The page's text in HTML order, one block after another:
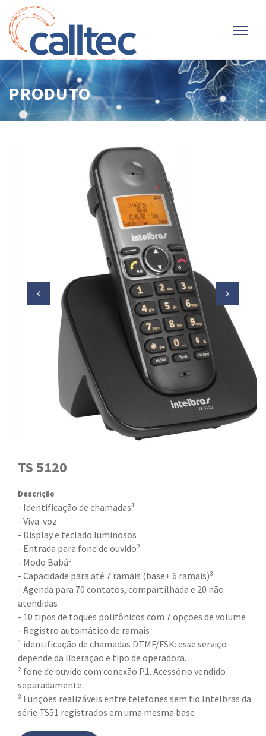
PRODUTO
TS 5120
Descrição
- Identificação de chamadas¹
- Viva-voz
- Display e teclado luminosos
- Entrada para fone de ouvido²
- Modo Babá³
- Capacidade para até 7 ramais (base+ 6 ramais)³
- Agenda para 70 contatos, compartilhada e 20 não
atendidas
- 10 tipos de toques polifônicos com 7 opções de volume
- Registro automático de ramais
¹ identificação de chamadas DTMF/FSK: esse serviço
depende da liberação e tipo de operadora.
² fone de ouvido com conexão P1. Acessório vendido
separadamente.
³ Funções realizáveis entre telefones sem fio Intelbras da
série TS51 registrados em uma mesma base